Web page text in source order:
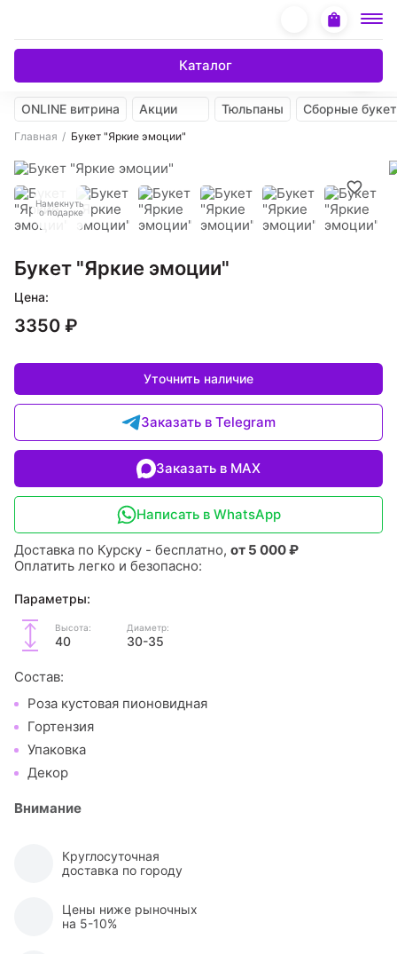
Каталог
ONLINE витрина Акции Тюльпаны Сборные
Главная Букет "Яркие эмоции"
Намекнуть
о подарке
Букет "Яркие эмоции"
Цена:
3350 ₽
Уточнить наличие
Заказать в Telegram
Заказать в MAX
Написать в WhatsApp
Доставка по Курску - бесплатно, от 5 000 ₽
Оплатить легко и безопасно:
Параметры:
Высота:
40
Диаметр:
30-35
Состав:
Роза кустовая пионовидная
Гортензия
Упаковка
Декор
Внимание
Круглосуточная
доставка по городу
Цены ниже рыночных
на 5-10%